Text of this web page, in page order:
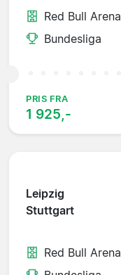
Red Bull Arena
Bundesliga
PRIS FRA
1 925,-
Leipzig
Stuttgart
Red Bull Arena